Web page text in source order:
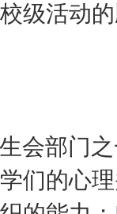
级活动
会部门
们的心